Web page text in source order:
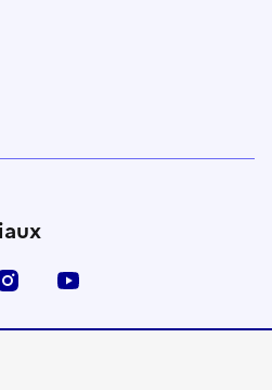
Instagram